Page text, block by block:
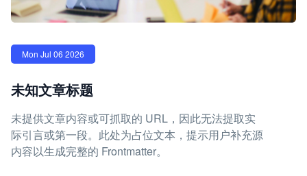
Mon Jul 06 2026
未知文章标题
未提供文章内容或可抓取的 URL，因此无法提取实
际引言或第一段。此处为占位文本，提示用户补充源
内容以生成完整的 Frontmatter。